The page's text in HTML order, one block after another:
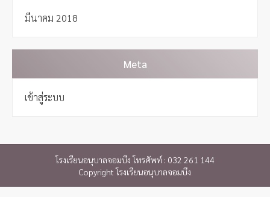
มีนาคม 2018
Meta
เข้าสู่ระบบ
โรงเรียนอนุบาลจอมบึง โทรศัพท์ : 032 261 144
Copyright โรงเรียนอนุบาลจอมบึง